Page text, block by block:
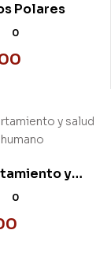
Polares
0
y
amor
0